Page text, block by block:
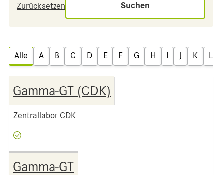
Zurücksetzen Suchen
Alle A B C D E F G H I J K L
Gamma-GT (CDK)
Zentrallabor CDK
Gamma-GT